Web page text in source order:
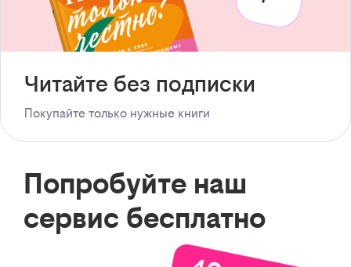
Читайте без подписки
Покупайте только нужные книги
Попробуйте наш
сервис бесплатно